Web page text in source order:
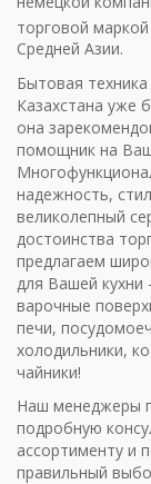
торговой
Средней Азии.
Бытовая
Казахстана уже
она
помощник на
надежность,
великолепный
достоинства
предлагаем
для Вашей
варочные
печи,
холодильники,
чайники!
Наш менеджеры
подробную
ассортименту и
правильный